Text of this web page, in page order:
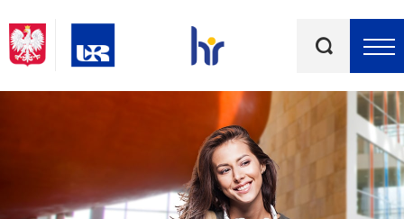
kluczowe